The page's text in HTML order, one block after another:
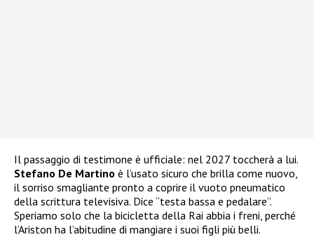
Il passaggio di testimone è ufficiale: nel 2027 toccherà a lui.
Stefano De Martino è l’usato sicuro che brilla come nuovo,
il sorriso smagliante pronto a coprire il vuoto pneumatico
della scrittura televisiva. Dice “testa bassa e pedalare”.
Speriamo solo che la bicicletta della Rai abbia i freni, perché
l’Ariston ha l’abitudine di mangiare i suoi figli più belli.